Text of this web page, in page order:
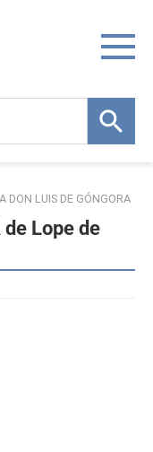
A DON LUIS DE GÓNGORA
de Lope de